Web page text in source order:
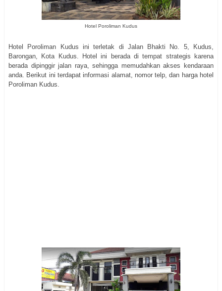
Hotel Poroliman Kudus
Hotel Poroliman Kudus ini terletak di Jalan Bhakti No. 5, Kudus,
Barongan, Kota Kudus. Hotel ini berada di tempat strategis karena
berada dipinggir jalan raya, sehingga memudahkan akses kendaraan
anda. Berikut ini terdapat informasi alamat, nomor telp, dan harga hotel
Poroliman Kudus.